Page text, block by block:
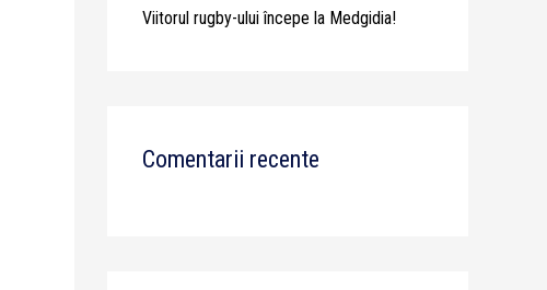
Viitorul rugby-ului începe la Medgidia!
Comentarii recente